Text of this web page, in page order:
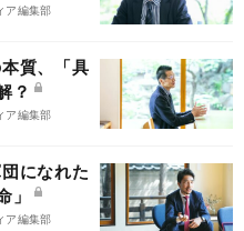
ア編集部
質、「具
？
ア編集部
になれた
」
ア編集部